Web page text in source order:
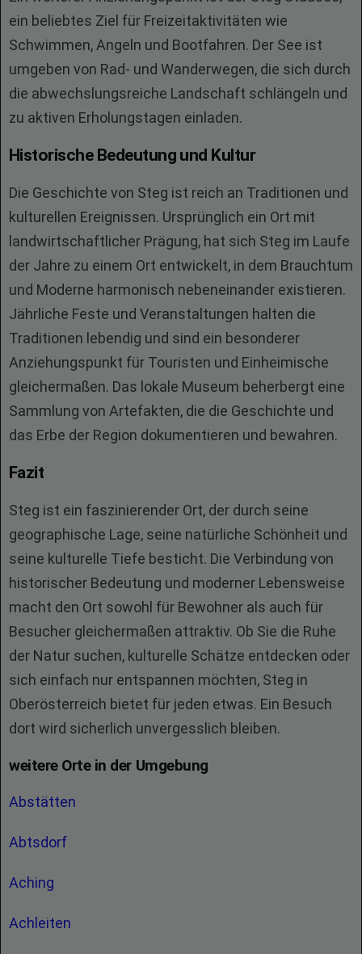
ein beliebtes Ziel für Freizeitaktivitäten wie
Schwimmen, Angeln und Bootfahren. Der See ist
umgeben von Rad- und Wanderwegen, die sich durch
die abwechslungsreiche Landschaft schlängeln und
zu aktiven Erholungstagen einladen.
Historische Bedeutung und Kultur
Die Geschichte von Steg ist reich an Traditionen und
kulturellen Ereignissen. Ursprünglich ein Ort mit
landwirtschaftlicher Prägung, hat sich Steg im Laufe
der Jahre zu einem Ort entwickelt, in dem Brauchtum
und Moderne harmonisch nebeneinander existieren.
Jährliche Feste und Veranstaltungen halten die
Traditionen lebendig und sind ein besonderer
Anziehungspunkt für Touristen und Einheimische
gleichermaßen. Das lokale Museum beherbergt eine
Sammlung von Artefakten, die die Geschichte und
das Erbe der Region dokumentieren und bewahren.
Fazit
Steg ist ein faszinierender Ort, der durch seine
geographische Lage, seine natürliche Schönheit und
seine kulturelle Tiefe besticht. Die Verbindung von
historischer Bedeutung und moderner Lebensweise
macht den Ort sowohl für Bewohner als auch für
Besucher gleichermaßen attraktiv. Ob Sie die Ruhe
der Natur suchen, kulturelle Schätze entdecken oder
sich einfach nur entspannen möchten, Steg in
Oberösterreich bietet für jeden etwas. Ein Besuch
dort wird sicherlich unvergesslich bleiben.
weitere Orte in der Umgebung
Abstätten
Abtsdorf
Aching
Achleiten